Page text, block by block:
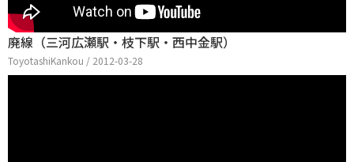
廃線（三河広瀬駅・枝下駅・西中金駅）
ToyotashiKankou / 2012-03-28